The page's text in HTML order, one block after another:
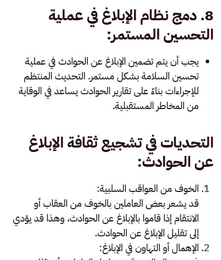
8. دمج نظام الإبلاغ في عملية
التحسين المستمر:
يجب أن يتم تضمين الإبلاغ عن الحوادث في عملية
تحسين السلامة بشكل مستمر. التحديث المنتظم
للإجراءات بناءً على تقارير الحوادث يساعد في الوقاية
من المخاطر المستقبلية.
التحديات في تشجيع ثقافة الإبلاغ
عن الحوادث:
الخوف من العواقب السلبية:
قد يشعر بعض العاملين بالخوف من العقاب أو
الانتقام إذا قاموا بالإبلاغ عن الحوادث، وهذا قد يؤدي
إلى تقليل الإبلاغ عن الحوادث.
الإهمال أو التهاون في الإبلاغ: